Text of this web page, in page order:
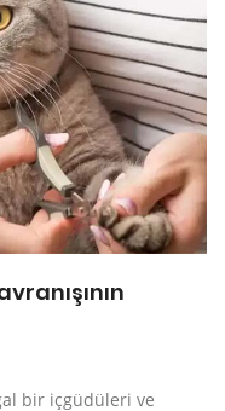
bir içgüdüleri ve